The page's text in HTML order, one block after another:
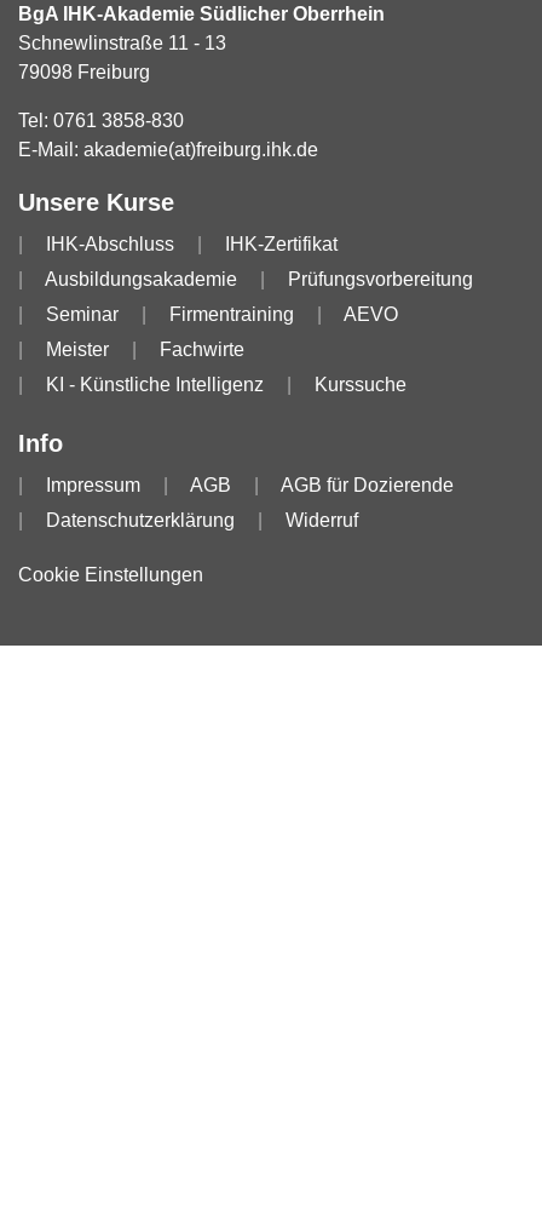
BgA IHK-Akademie Südlicher Oberrhein
Schnewlinstraße 11 - 13
79098 Freiburg
Tel: 0761 3858-830
E-Mail: akademie(at)freiburg.ihk.de
Unsere Kurse
IHK-Abschluss
IHK-Zertifikat
Ausbildungsakademie
Prüfungsvorbereitung
Seminar
Firmentraining
AEVO
Meister
Fachwirte
KI - Künstliche Intelligenz
Kurssuche
Info
Impressum AGB
AGB für Dozierende
Datenschutzerklärung
Widerruf
Cookie Einstellungen